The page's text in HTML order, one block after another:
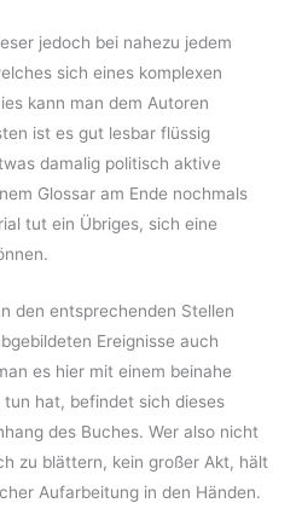
jedoch bei nahezu jedem
sich eines komplexen
kann man dem Autoren
ist es gut lesbar flüssig
damalig politisch aktive
Glossar am Ende nochmals
tut ein Übriges, sich eine
den entsprechenden Stellen
Ereignisse auch
es hier mit einem beinahe
hat, befindet sich dieses
des Buches. Wer also nicht
zu blättern, kein großer Akt, hält
Aufarbeitung in den Händen.